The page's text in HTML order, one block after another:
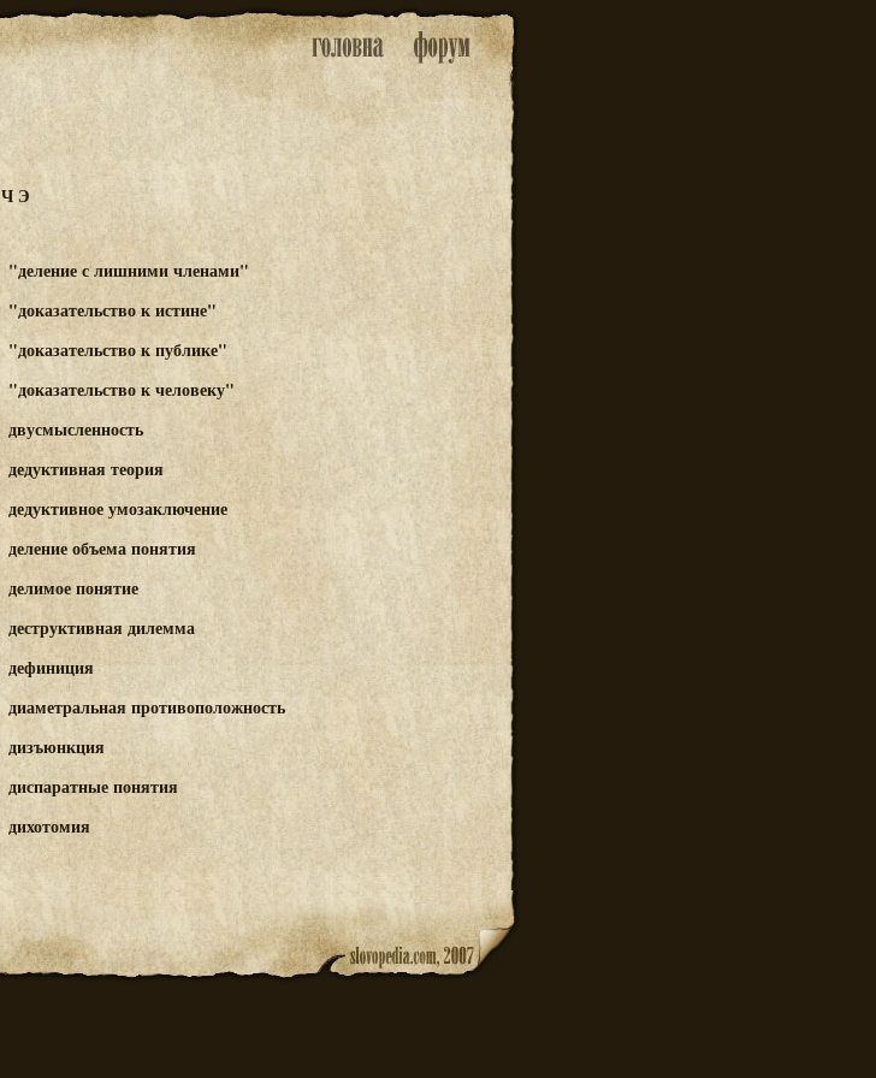
Ч Э
"деление с лишними членами"
"доказательство к истине"
"доказательство к публике"
"доказательство к человеку"
двусмысленность
дедуктивная теория
дедуктивное умозаключение
деление объема понятия
делимое понятие
деструктивная дилемма
дефиниция
диаметральная противоположность
дизъюнкция
диспаратные понятия
дихотомия